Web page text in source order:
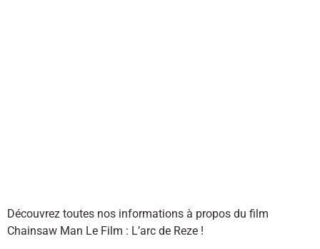
Découvrez toutes nos informations à propos du film
Chainsaw Man Le Film : L’arc de Reze !